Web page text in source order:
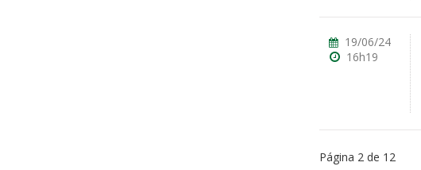
19/06/24
16h19
Página 2 de 12